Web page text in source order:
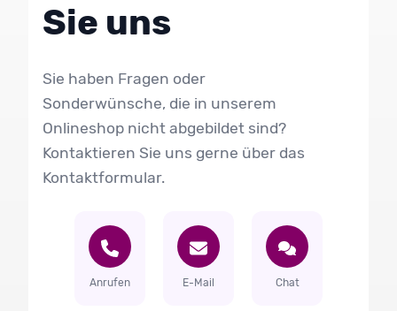
Sie uns
Sie haben Fragen oder
Sonderwünsche, die in unserem
Onlineshop nicht abgebildet sind?
Kontaktieren Sie uns gerne über das
Kontaktformular.
Anrufen E-Mail Chat